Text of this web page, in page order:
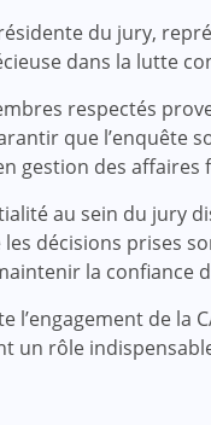
du jury,
dans la lutte
respectés
que l’enquête
gestion des affaires
au sein du
les décisions prises
la confiance
l’engagement de
un rôle